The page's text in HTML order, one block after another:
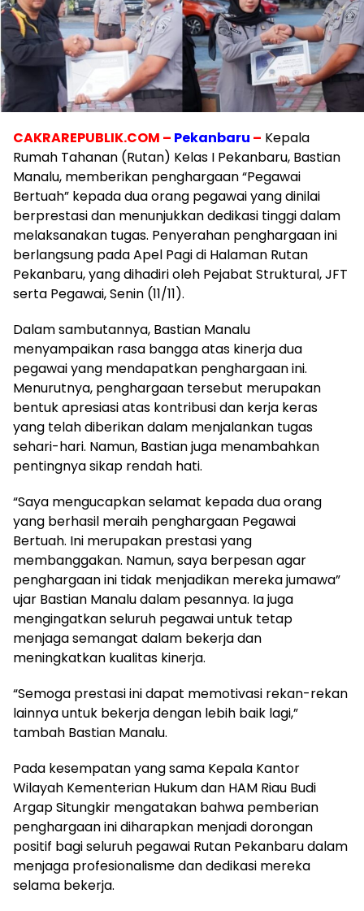
CAKRAREPUBLIK.COM – Pekanbaru – Kepala
Rumah Tahanan (Rutan) Kelas I Pekanbaru, Bastian
Manalu, memberikan penghargaan “Pegawai
Bertuah” kepada dua orang pegawai yang dinilai
berprestasi dan menunjukkan dedikasi tinggi dalam
melaksanakan tugas. Penyerahan penghargaan ini
berlangsung pada Apel Pagi di Halaman Rutan
Pekanbaru, yang dihadiri oleh Pejabat Struktural, JFT
serta Pegawai, Senin (11/11).
Dalam sambutannya, Bastian Manalu
menyampaikan rasa bangga atas kinerja dua
pegawai yang mendapatkan penghargaan ini.
Menurutnya, penghargaan tersebut merupakan
bentuk apresiasi atas kontribusi dan kerja keras
yang telah diberikan dalam menjalankan tugas
sehari-hari. Namun, Bastian juga menambahkan
pentingnya sikap rendah hati.
“Saya mengucapkan selamat kepada dua orang
yang berhasil meraih penghargaan Pegawai
Bertuah. Ini merupakan prestasi yang
membanggakan. Namun, saya berpesan agar
penghargaan ini tidak menjadikan mereka jumawa”
ujar Bastian Manalu dalam pesannya. Ia juga
mengingatkan seluruh pegawai untuk tetap
menjaga semangat dalam bekerja dan
meningkatkan kualitas kinerja.
“Semoga prestasi ini dapat memotivasi rekan-rekan
lainnya untuk bekerja dengan lebih baik lagi,”
tambah Bastian Manalu.
Pada kesempatan yang sama Kepala Kantor
Wilayah Kementerian Hukum dan HAM Riau Budi
Argap Situngkir mengatakan bahwa pemberian
penghargaan ini diharapkan menjadi dorongan
positif bagi seluruh pegawai Rutan Pekanbaru dalam
menjaga profesionalisme dan dedikasi mereka
selama bekerja.